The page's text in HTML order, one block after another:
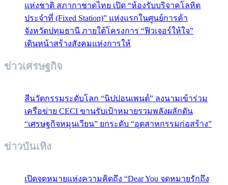
แห่งชาติ สภากาชาดไทย เปิด “ห้องรับบริจาคโลหิต
ประจำที่ (Fixed Station)” แห่งแรกในศูนย์การค้า
จังหวัดปทุมธานี ภายใต้โครงการ “ฟิวเจอร์ให้ใจ”
เดินหน้าสร้างสังคมแห่งการให้
ข่าวเศรษฐกิจ
สีนวัตกรรมระดับโลก “นิปปอนเพนต์” ลงนามเข้าร่วม
เครือข่าย CECI ขานรับเป้าหมายรวมพลังผลักดัน
“เศรษฐกิจหมุนเวียน” ยกระดับ “อุตสาหกรรมก่อสร้าง”
ข่าวบันเทิง
เปิดจดหมายแห่งความคิดถึง “Dear You จดหมายรักถึง